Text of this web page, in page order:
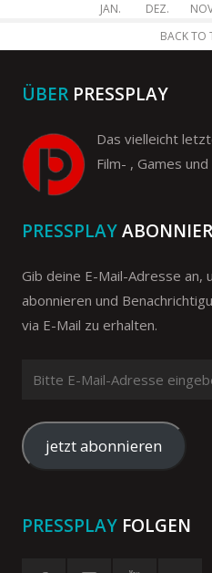
JAN. DEZ.
BACK TO
ÜBER PRESSPLAY
Das vielleicht
Film- , Games
PRESSPLAY
Gib deine E-Mail-Adresse an,
abonnieren und
via E-Mail zu erhalten.
Mail-
Adresse
eingeben
jetzt abonnieren
PRESSPLAY FOLGEN